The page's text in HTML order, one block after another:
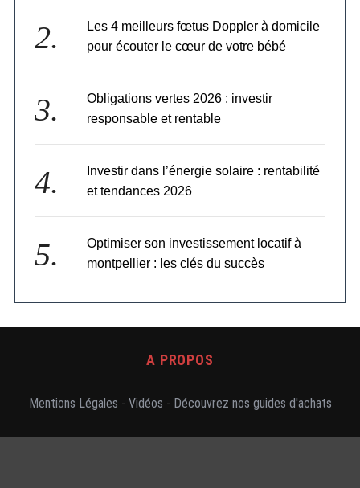
Les 4 meilleurs fœtus Doppler à domicile
pour écouter le cœur de votre bébé
Obligations vertes 2026 : investir
responsable et rentable
Investir dans l’énergie solaire : rentabilité
et tendances 2026
Optimiser son investissement locatif à
montpellier : les clés du succès
A PROPOS
Mentions Légales Vidéos Découvrez nos guides d'achats